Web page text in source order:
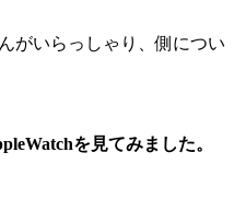
がいらっしゃり、側につい
を見てみました。